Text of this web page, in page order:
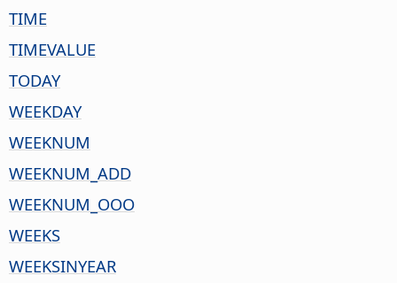
TIME
TIMEVALUE
TODAY
WEEKDAY
WEEKNUM
WEEKNUM_ADD
WEEKNUM_OOO
WEEKS
WEEKSINYEAR